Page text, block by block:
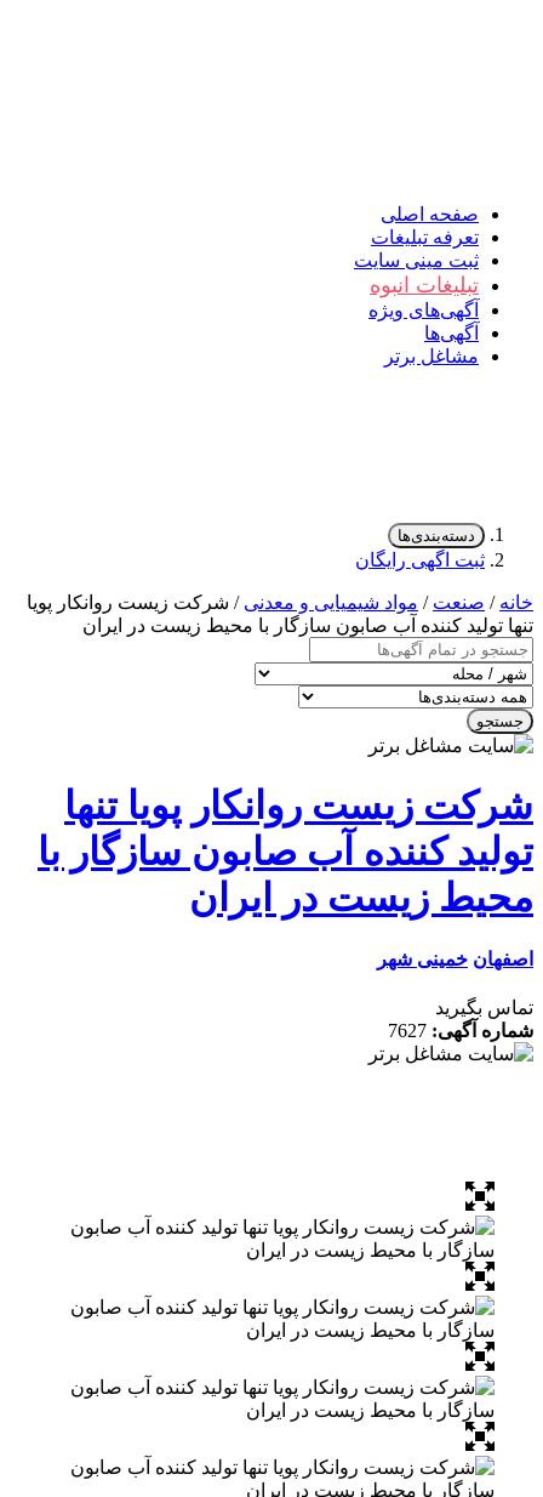
صفحه اصلی
تعرفه تبلیغات
ثبت مینی سایت
تبلیغات انبوه
آگهی‌های ویژه
آگهی‌ها
مشاغل برتر
دسته‌بندی‌ها
ثبت اگهی رایگان
/صنعت/مواد شیمیایی و معدنی/ شرکت زیست روانکار پویا
تولید کننده آب صابون سازگار با محیط زیست در ایران
زیست روانکار پویا تنها
کننده آب صابون سازگار با
زیست در ایران
خمینی شهر
بگیرید
آگهی:7627